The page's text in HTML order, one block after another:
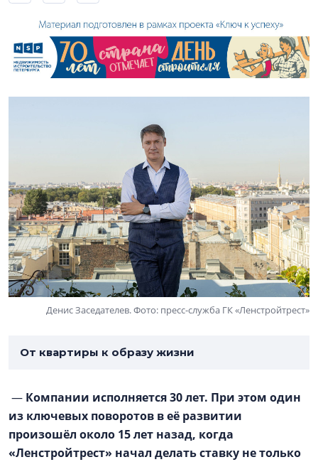
Денис Заседателев. Фото: пресс-служба ГК «Ленстройтрест»
От квартиры к образу жизни
— Компании исполняется 30 лет. При этом один
из ключевых поворотов в её развитии
произошёл около 15 лет назад, когда
«Ленстройтрест» начал делать ставку не только